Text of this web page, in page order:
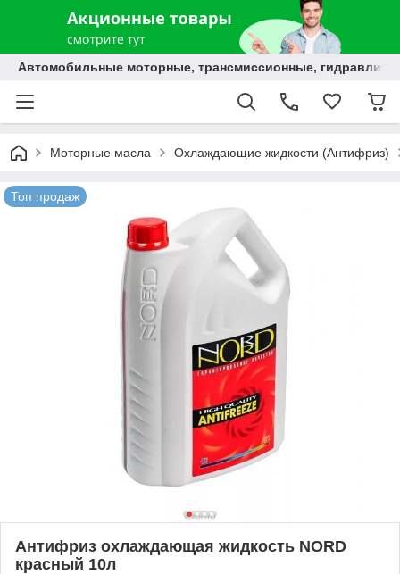
Автомобильные моторные, трансмиссионные,
Моторные масла Охлаждающие жидкости (Антифриз)
Топ продаж
Антифриз охлаждающая жидкость NORD
красный 10л